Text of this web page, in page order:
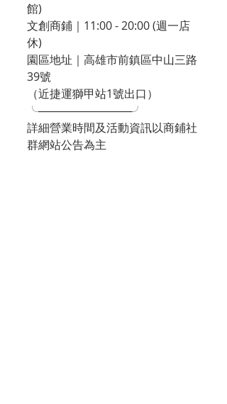
館)
文創商鋪｜11:00 - 20:00 (週一店
休)
園區地址｜高雄市前鎮區中山三路
39號
（近捷運獅甲站1號出口）
╰────────────╯
詳細營業時間及活動資訊以商鋪社
群網站公告為主